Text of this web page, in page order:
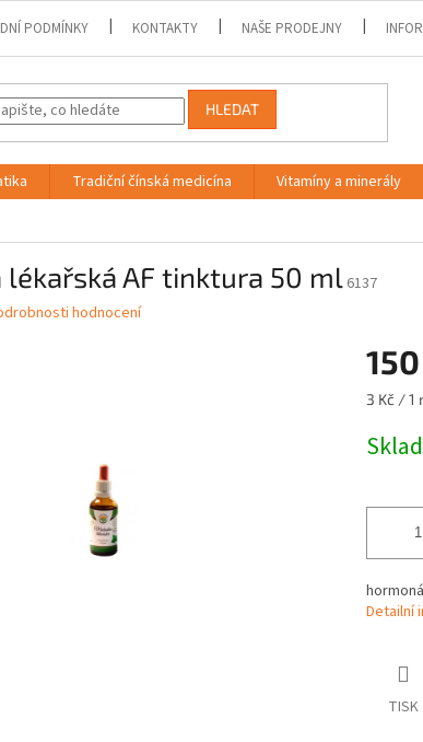
PODMÍNKY KONTAKTY NAŠE PRODEJNY
HLEDAT
Tradiční čínská medicína Vitamíny a minerály
lékařská AF tinktura 50 ml 6137
hodnocení
Měrná
3 Kč / 1
Detailní
TISK